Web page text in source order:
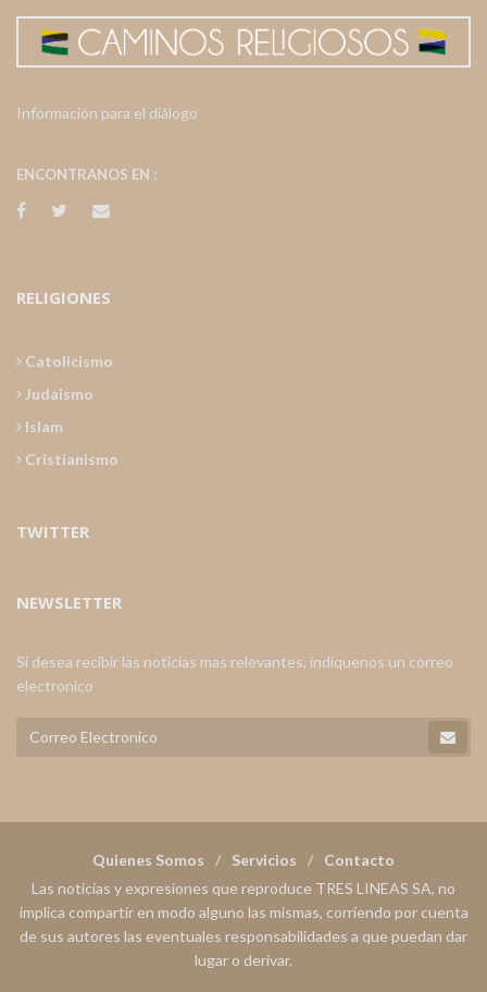
Información para el diálogo
ENCONTRANOS EN :
RELIGIONES
Catolicismo
Judaismo
Islam
Cristianismo
TWITTER
NEWSLETTER
Si desea recibir las noticias mas relevantes, indiquenos un correo
electronico
Quienes Somos Servicios
Contacto
Las noticias y expresiones que reproduce TRES LINEAS SA, no
implica compartir en modo alguno las mismas, corriendo por cuenta
de sus autores las eventuales responsabilidades a que puedan dar
lugar o derivar.